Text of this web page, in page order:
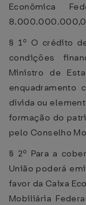
Econômica
§ 1º O crédito
condições
Ministro de
enquadramento
dívida ou
formação do
pelo Conselho
§ 2º Para a
União poderá
favor da Caixa
Mobiliária